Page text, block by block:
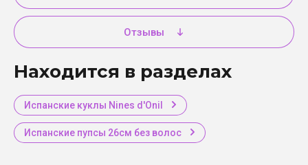
Отзывы
Находится в разделах
Испанские куклы Nines d'Onil
Испанские пупсы 26см без волос